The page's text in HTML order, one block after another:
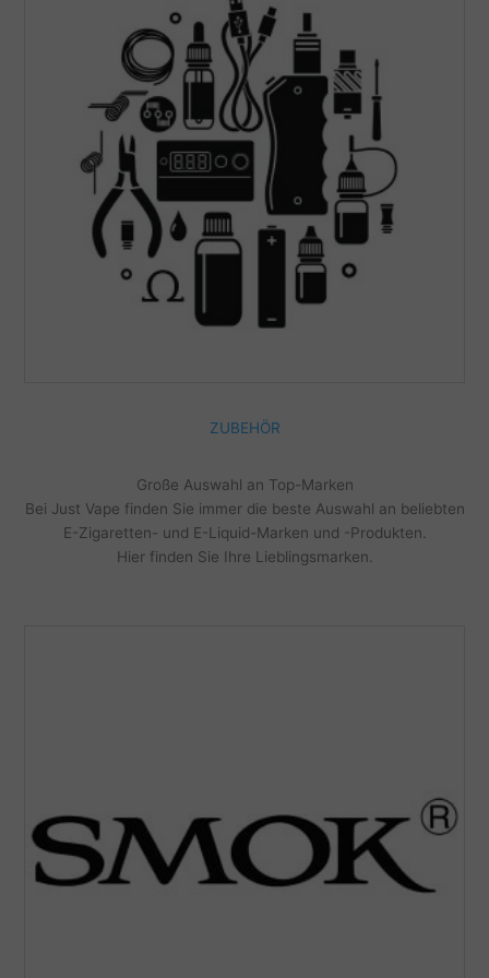
ZUBEHÖR
Große Auswahl an Top-Marken
Bei Just Vape finden Sie immer die beste Auswahl an beliebten
E-Zigaretten- und E-Liquid-Marken und -Produkten.
Hier finden Sie Ihre Lieblingsmarken.